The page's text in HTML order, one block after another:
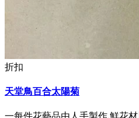
折扣
天堂鳥百合太陽菊
一每件花藝品由人手製作,鮮花